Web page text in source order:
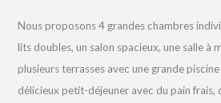
Nous proposons 4 grandes chambres
lits doubles, un salon spacieux, une salle à
plusieurs terrasses avec une grande piscine
délicieux petit-déjeuner avec du pain frais,